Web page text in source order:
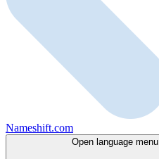
Nameshift.com
Open language menu